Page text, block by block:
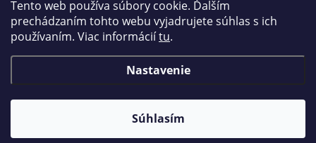
Tento web používa súbory cookie. Ďalším
prechádzaním tohto webu vyjadrujete súhlas s ich
používaním. Viac informáciítu.
Nastavenie
Súhlasím
O nákupe
Copyright 2026nanábytok.sk. Všetky práva vyhradené.